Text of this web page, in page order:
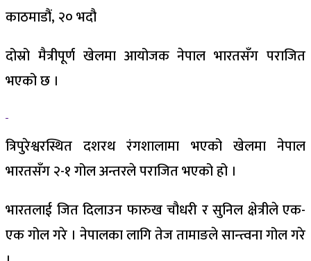
काठमाडौं, २० भदौ
दोस्रो मैत्रीपूर्ण खेलमा आयोजक नेपाल भारतसँग पराजित
भएको छ ।
त्रिपुरेश्वरस्थित दशरथ रंगशालामा भएको खेलमा नेपाल
भारतसँग २-१ गोल अन्तरले पराजित भएको हो ।
भारतलाई जित दिलाउन फारुख चौधरी र सुनिल क्षेत्रीले एक-
एक गोल गरे । नेपालका लागि तेज तामाङले सान्त्वना गोल गरे